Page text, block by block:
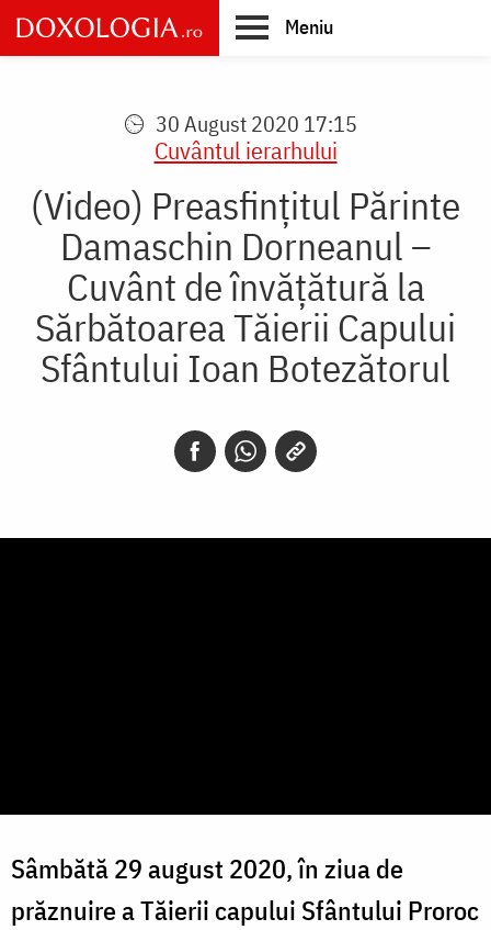
Skip
to
main
Meniu
30 August 2020 17:15
Cuvântul ierarhului
(Video) Preasfințitul Părinte
Damaschin Dorneanul –
Cuvânt de învățătură la
Sărbătoarea Tăierii Capului
Sfântului Ioan Botezătorul
Sâmbătă 29 august 2020, în ziua de
prăznuire a Tăierii capului Sfântului Proroc